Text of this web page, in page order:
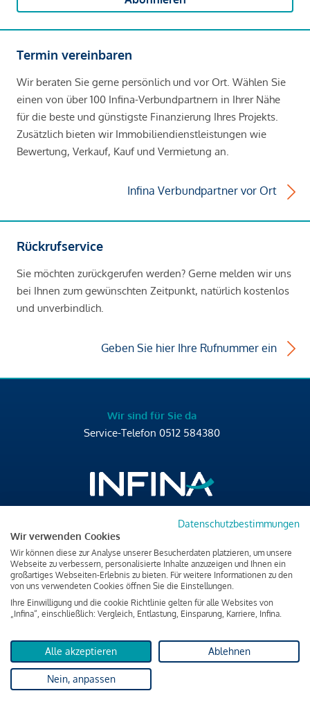
Termin vereinbaren
Wir beraten Sie gerne persönlich und vor Ort. Wählen Sie
einen von über 100 Infina-Verbundpartnern in Ihrer Nähe
für die beste und günstigste Finanzierung Ihres Projekts.
Zusätzlich bieten wir Immobiliendienstleistungen wie
Bewertung, Verkauf, Kauf und Vermietung an.
Infina Verbundpartner vor Ort
Rückrufservice
Sie möchten zurückgerufen werden? Gerne melden wir uns
bei Ihnen zum gewünschten Zeitpunkt, natürlich kostenlos
und unverbindlich.
Geben Sie hier Ihre Rufnummer ein
Wir sind für Sie da
Service-Telefon 0512 584380
Brixner Straße 2/4
6020 Innsbruck
T+43 512 584380
office@infina.at
Impressum
Datenschutz & Cookies
Datenschutzbestimmungen
Wir verwenden Cookies
Wir können diese zur Analyse unserer Besucherdaten platzieren, um unsere
Webseite zu verbessern, personalisierte Inhalte anzuzeigen und Ihnen ein
großartiges Webseiten-Erlebnis zu bieten. Für weitere Informationen zu den
von uns verwendeten Cookies öffnen Sie die Einstellungen.
Ihre Einwilligung und die cookie Richtlinie gelten für alle Websites von
„Infina“, einschließlich: Vergleich, Entlastung, Einsparung, Karriere, Infina.
Alle akzeptieren Ablehnen
Nein, anpassen